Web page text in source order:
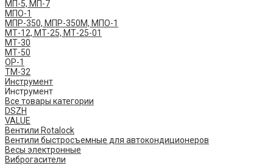
МП-5, МП-7
МПО-1
МПР-350, МПР-350М, МПО-1
МТ-12, МТ-25, МТ-25-01
МТ-30
МТ-50
ОР-1
ТМ-32
Инструмент
Инструмент
Все товары категории
DSZH
VALUE
Вентили Rotalock
Вентили быстросъемные для автокондиционеров
Весы электронные
Виброгасители